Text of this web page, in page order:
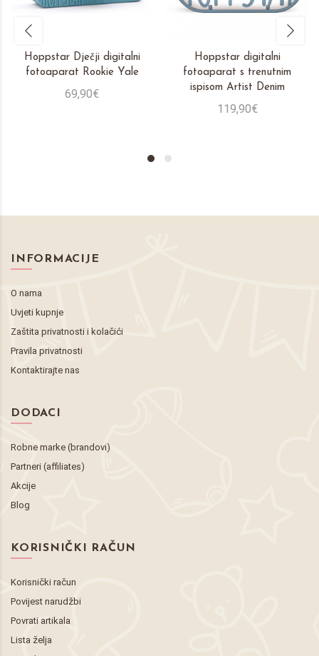
Hoppstar Dječji digitalni
fotoaparat Rookie Yale
69,90€
Hoppstar digitalni
fotoaparat s trenutnim
ispisom Artist Denim
119,90€
INFORMACIJE
O nama
Uvjeti kupnje
Zaštita privatnosti i kolačići
Pravila privatnosti
Kontaktirajte nas
DODACI
Robne marke (brandovi)
Partneri (affiliates)
Akcije
Blog
KORISNIČKI RAČUN
Korisnički račun
Povijest narudžbi
Povrati artikala
Lista želja